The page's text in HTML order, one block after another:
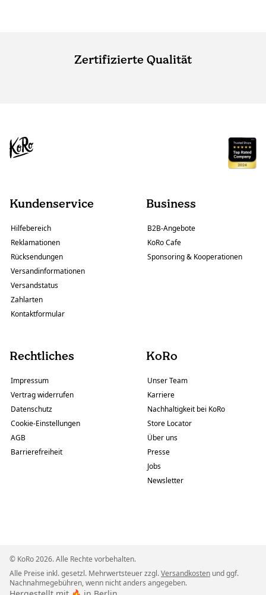
Zertifizierte Qualität
Kundenservice
Hilfebereich
Reklamationen
Rücksendungen
Versandinformationen
Versandstatus
Zahlarten
Kontaktformular
Business
B2B-Angebote
KoRo Cafe
Sponsoring & Kooperationen
Rechtliches
Impressum
Vertrag widerrufen
Datenschutz
Cookie-Einstellungen
AGB
Barrierefreiheit
KoRo
Unser Team
Karriere
Nachhaltigkeit bei KoRo
Store Locator
Über uns
Presse
Jobs
Newsletter
© KoRo 2026. Alle Rechte vorbehalten.
Alle Preise inkl. gesetzl. Mehrwertsteuer zzgl.Versandkosten und ggf.
Nachnahmegebühren, wenn nicht anders angegeben.